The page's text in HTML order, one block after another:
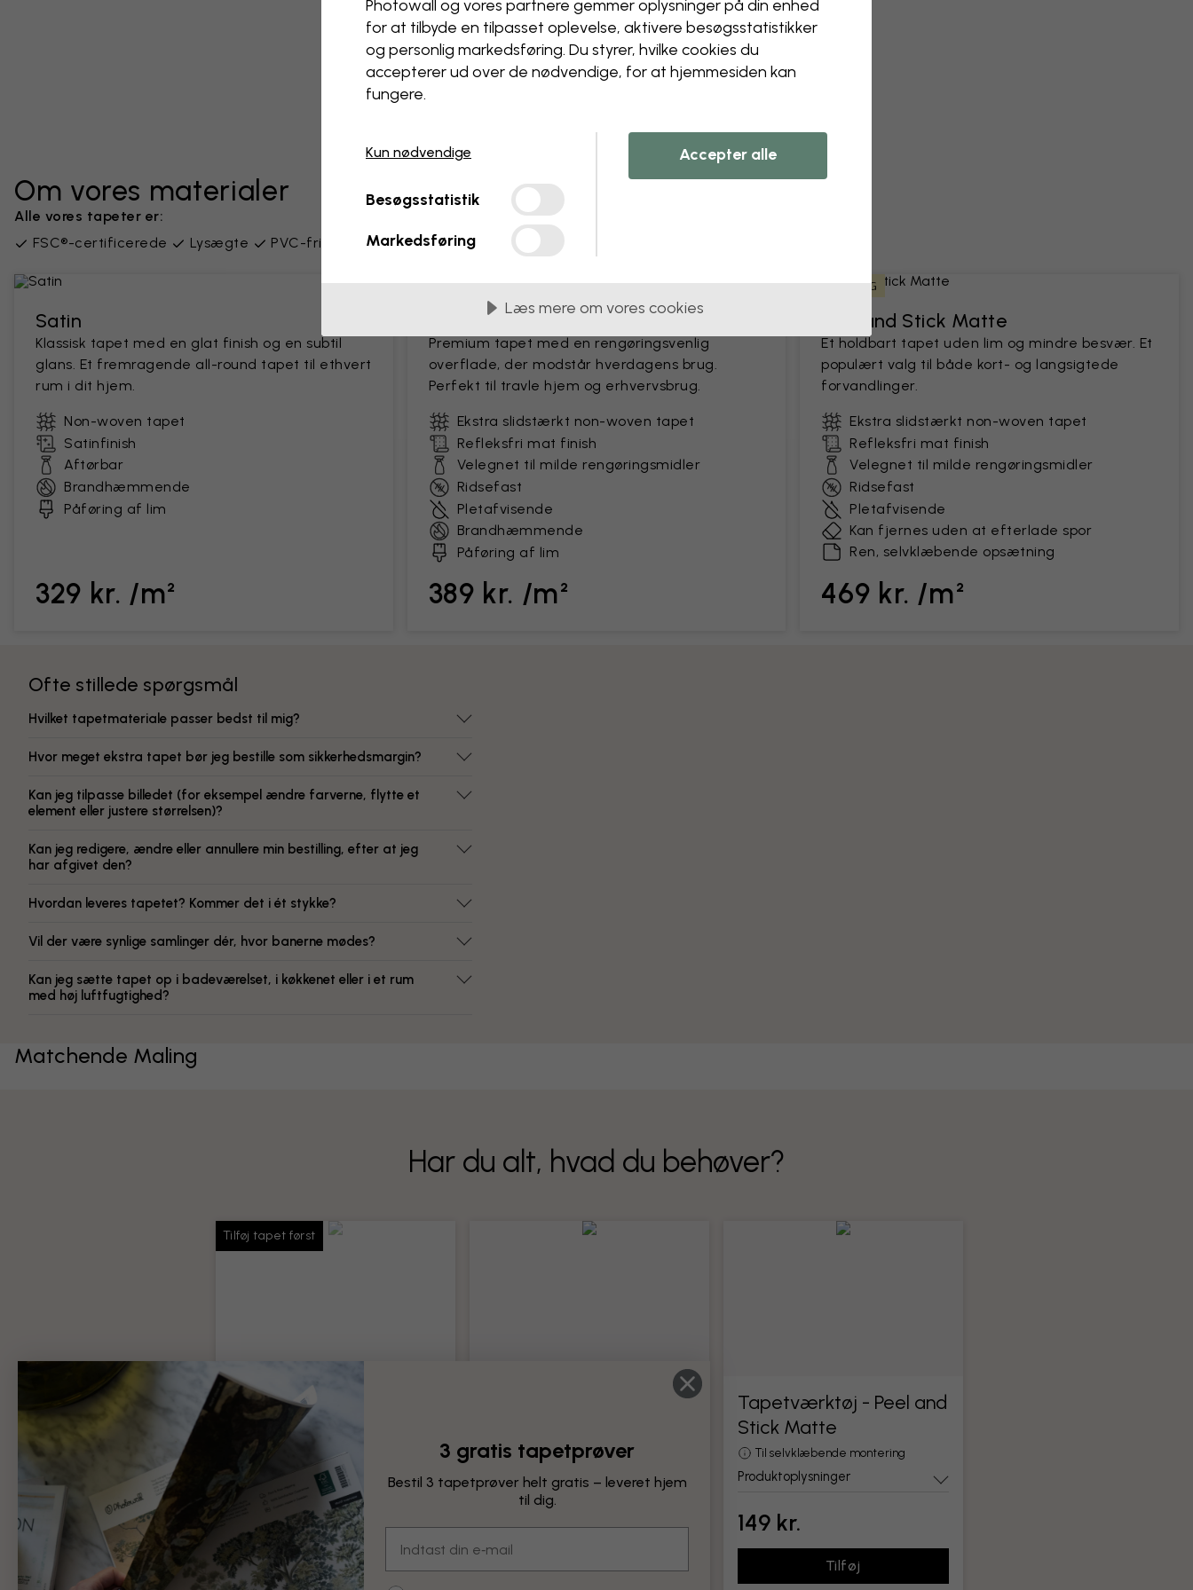
Ændr størrelse eller farver
Tilføj eller fjern et objekt
Gør en detalje personlig
Skab dit eget tapet ud fra et foto
Om vores materialer
Alle vores tapeter er:
FSC®-certificerede
Lysægte PVC-fri Leveres i baner på 45 cm
Satin
Klassisk tapet med en glat finish og en subtil
glans. Et fremragende all-round tapet til ethvert
rum i dit hjem.
Non-woven tapet
Satinfinish
Aftørbar
Brandhæmmende
Påføring af lim
329 kr. /m²
MEST POPULÆRE
Premium Matte
Premium tapet med en rengøringsvenlig
overflade, der modstår hverdagens brug.
Perfekt til travle hjem og erhvervsbrug.
Ekstra slidstærkt non-woven tapet
Refleksfri mat finish
Velegnet til milde rengøringsmidler
Ridsefast
Pletafvisende
Brandhæmmende
Påføring af lim
389 kr. /m²
LEJERVENLIG
Peel and Stick Matte
Et holdbart tapet uden lim og mindre besvær. Et
populært valg til både kort- og langsigtede
forvandlinger.
Ekstra slidstærkt non-woven tapet
Refleksfri mat finish
Velegnet til milde rengøringsmidler
Ridsefast
Pletafvisende
Kan fjernes uden at efterlade spor
Ren, selvklæbende opsætning
469 kr. /m²
Ofte stillede spørgsmål
Hvilket tapetmateriale passer bedst til mig?
Hvor meget ekstra tapet bør jeg bestille som sikkerhedsmargin?
Kan jeg tilpasse billedet (for eksempel ændre farverne, flytte et
element eller justere størrelsen)?
Kan jeg redigere, ændre eller annullere min bestilling, efter at jeg
har afgivet den?
Hvordan leveres tapetet? Kommer det i ét stykke?
Vil der være synlige samlinger dér, hvor banerne mødes?
Kan jeg sætte tapet op i badeværelset, i køkkenet eller i et rum
med høj luftfugtighed?
Matchende Maling
Har du alt, hvad du behøver?
Tilføj tapet først
Tapetlim
Lim nok til hele din bestilling
69 kr.
Tilføj
Produktoplysninger
149 kr.
Tapetværktøj - Peel and
Stick Matte
Til selvklæbende montering
Produktoplysninger
149 kr.
Tilføj
3 gratis tapetprøver
Bestil 3 tapetprøver helt gratis – leveret hjem
til dig.
Photowall og vores partnere gemmer oplysninger på din enhed
for at tilbyde en tilpasset oplevelse, aktivere besøgs­statistikker
og personlig markedsføring. Du styrer, hvilke cookies du
accepterer ud over de nødvendige, for at hjemmesiden kan
fungere.
Kun nødvendige
Besøgsstatistik
Markedsføring
Accepter alle
Læs mere om vores cookies